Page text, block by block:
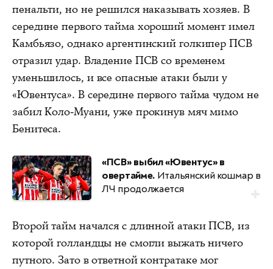
пенальти, но не решился наказывать хозяев. В
середине первого тайма хороший момент имел
Камбьязо, однако аргентинский голкипер ПСВ
отразил удар. Владение ПСВ со временем
уменьшилось, и все опасные атаки были у
«Ювентуса». В середине первого тайма чудом не
забил Коло-Муани, уже прокинув мяч мимо
Бенитеса.
«ПСВ» выбил «Ювентус» в
овертайме. Итальянский кошмар в
ЛЧ продолжается
Второй тайм начался с длинной атаки ПСВ, из
которой голландцы не смогли выжать ничего
путного. Зато в ответной контратаке мог